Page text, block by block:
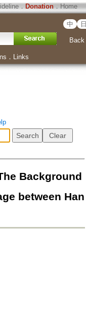
． Donation．Home
中 日
Back
． Links
Background
between Han